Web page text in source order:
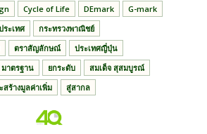
Cycle of Life DEmark
G-mark
ระเทศ
กระทรวงพาณิชย์
ตราสัญลักษณ์
ประเทศญี่ปุ่น
มาตรฐาน ยกระดับ
สมเด็จ สุสมบูรณ์
ร้างมูลค่าเพิ่ม
สู่สากล